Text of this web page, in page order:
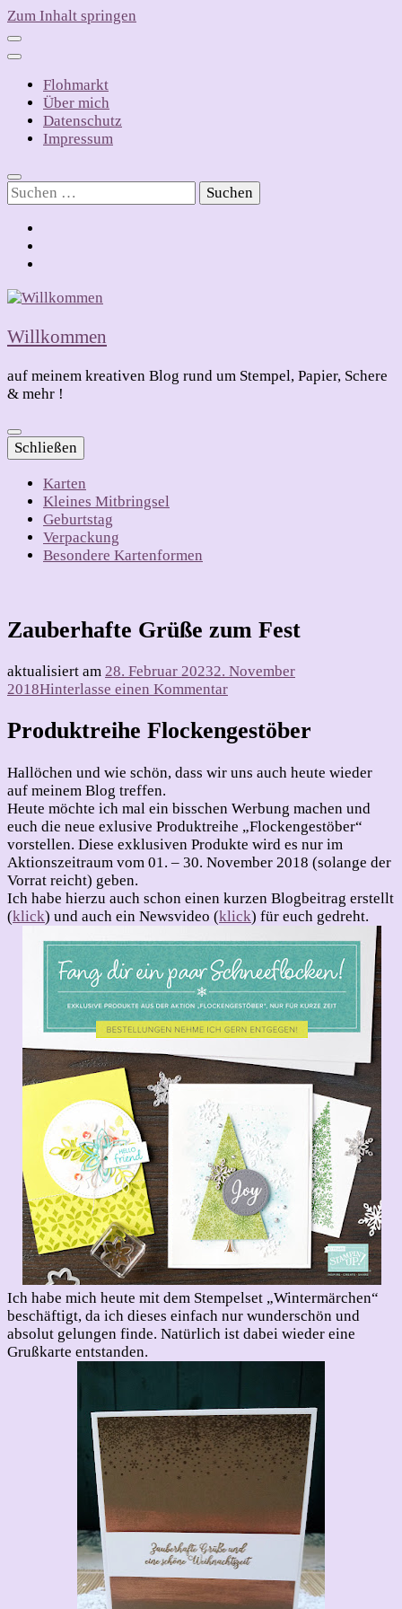
Zum Inhalt springen
Flohmarkt
Über mich
Datenschutz
Impressum
Suchen
nach:
Willkommen
auf meinem kreativen Blog rund um Stempel, Papier, Schere
& mehr !
Schließen
Karten
Kleines Mitbringsel
Geburtstag
Verpackung
Besondere Kartenformen
Zauberhafte Grüße zum Fest
aktualisiert am 28. Februar 20232. November
2018Hinterlasse einen Kommentarzu
Grüße
zum
Produktreihe Flockengestöber
Hallöchen und wie schön, dass wir uns auch heute wieder
auf meinem Blog treffen.
Heute möchte ich mal ein bisschen Werbung machen und
euch die neue exlusive Produktreihe „Flockengestöber“
vorstellen. Diese exklusiven Produkte wird es nur im
Aktionszeitraum vom 01. – 30. November 2018 (solange der
Vorrat reicht) geben.
Ich habe hierzu auch schon einen kurzen Blogbeitrag erstellt
(klick) und auch ein Newsvideo (klick) für euch gedreht.
Ich habe mich heute mit dem Stempelset „Wintermärchen“
beschäftigt, da ich dieses einfach nur wunderschön und
absolut gelungen finde. Natürlich ist dabei wieder eine
Grußkarte entstanden.